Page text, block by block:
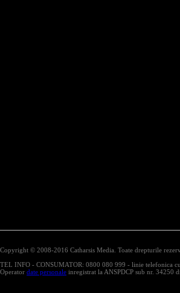
Copyright © 2008-2016 Catharsis Media. Toate drepturile
TEL INFO - CONSUMATOR: 0800 080 999 - linie telefonica
Operator date personale inregistrat la ANSPDCP sub nr. 34250